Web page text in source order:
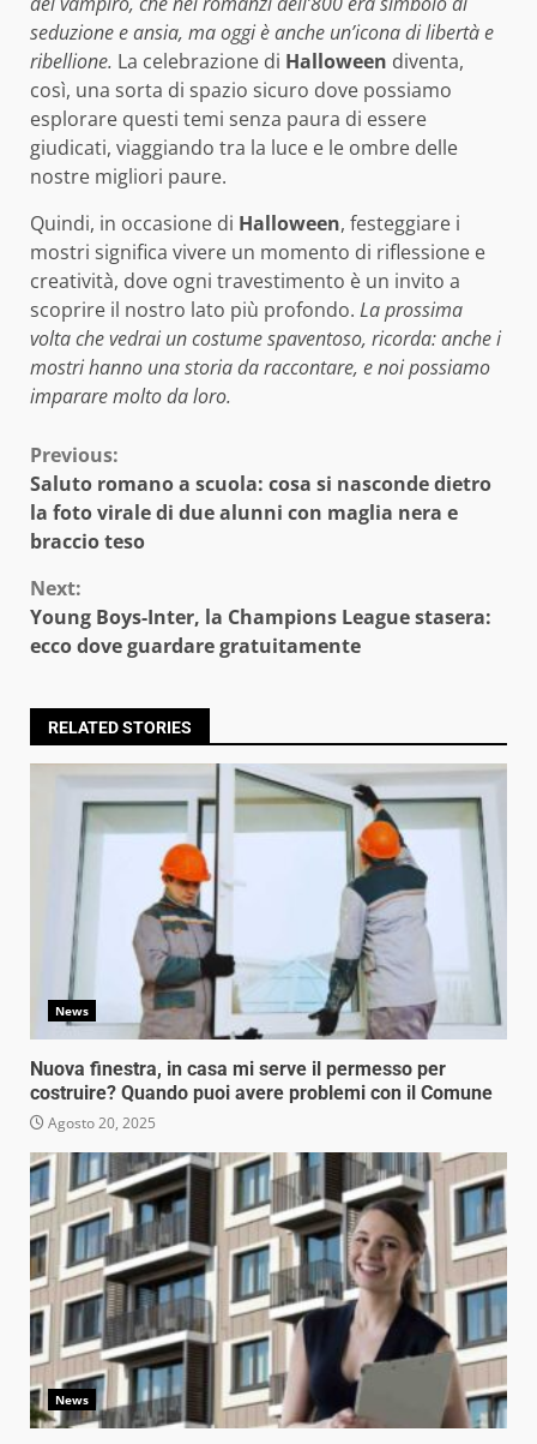
seduzione e ansia, ma oggi è anche un’icona di libertà e
ribellione. La celebrazione di Halloween diventa,
così, una sorta di spazio sicuro dove possiamo
esplorare questi temi senza paura di essere
giudicati, viaggiando tra la luce e le ombre delle
nostre migliori paure.
Quindi, in occasione di Halloween, festeggiare i
mostri significa vivere un momento di riflessione e
creatività, dove ogni travestimento è un invito a
scoprire il nostro lato più profondo. La prossima
volta che vedrai un costume spaventoso, ricorda: anche i
mostri hanno una storia da raccontare, e noi possiamo
imparare molto da loro.
Continue
Reading
Previous:
Saluto romano a scuola: cosa si nasconde dietro
la foto virale di due alunni con maglia nera e
braccio teso
Next:
Young Boys-Inter, la Champions League stasera:
ecco dove guardare gratuitamente
RELATED STORIES
News
Nuova finestra, in casa mi serve il permesso per
costruire? Quando puoi avere problemi con il Comune
Agosto 20, 2025
News